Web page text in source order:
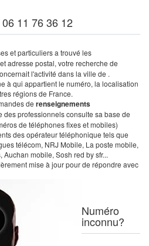
11 76 36 12
et particuliers a trouvé les
et adresse postal, votre recherche de
l'activité dans la ville de .
à qui appartient le numéro, la localisation
régions de France.
de renseignements
des professionnels consulte sa base de
de téléphones fixes et mobiles)
des opérateur téléphonique tels que
télécom, NRJ Mobile, La poste mobile,
mobile, Sosh red by sfr...
mise à jour pour de répondre avec
Numéro
inconnu?